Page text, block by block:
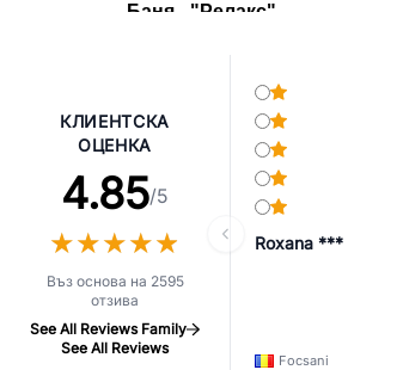
Баня - "Релакс"
КЛИЕНТСКА
ОЦЕНКА
4.85/5
★★★★★
★★★★★
Въз основа на 2595
отзива
See All Reviews Family
See All Reviews
Roxana ***
Focsani